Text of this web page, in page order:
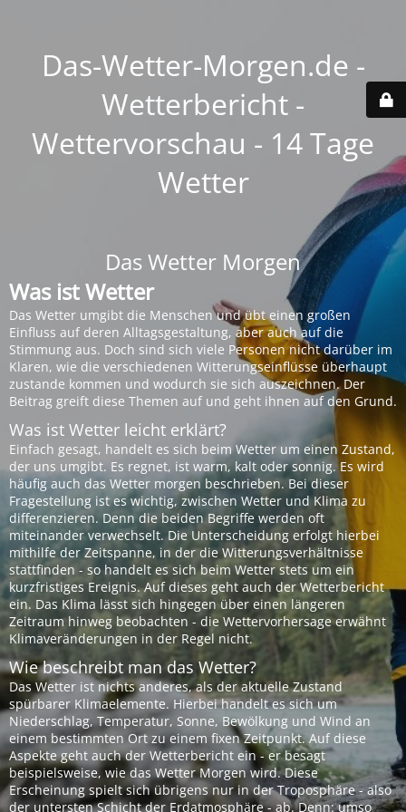
Das-Wetter-Morgen.de -
Wetterbericht -
Wettervorschau - 14 Tage
Wetter
Das Wetter Morgen
Was ist Wetter
Das Wetter umgibt die Menschen und übt einen großen
Einfluss auf deren Alltagsgestaltung, aber auch auf die
Stimmung aus. Doch sind sich viele Personen nicht darüber im
Klaren, wie die verschiedenen Witterungseinflüsse überhaupt
zustande kommen und wodurch sie sich auszeichnen. Der
Beitrag greift diese Themen auf und geht ihnen auf den Grund.
Was ist Wetter leicht erklärt?
Einfach gesagt, handelt es sich beim Wetter um einen Zustand,
der uns umgibt. Es regnet, ist warm, kalt oder sonnig. Es wird
häufig auch das Wetter morgen beschrieben. Bei dieser
Fragestellung ist es wichtig, zwischen Wetter und Klima zu
differenzieren. Denn die beiden Begriffe werden oft
miteinander verwechselt. Die Unterscheidung erfolgt hierbei
mithilfe der Zeitspanne, in der die Witterungsverhältnisse
stattfinden - so handelt es sich beim Wetter stets um ein
kurzfristiges Ereignis. Auf dieses geht auch der Wetterbericht
ein. Das Klima lässt sich hingegen über einen längeren
Zeitraum hinweg beobachten - die Wettervorhersage erwähnt
Klimaveränderungen in der Regel nicht.
Wie beschreibt man das Wetter?
Das Wetter ist nichts anderes, als der aktuelle Zustand
spürbarer Klimaelemente. Hierbei handelt es sich um
Niederschlag, Temperatur, Sonne, Bewölkung und Wind an
einem bestimmten Ort zu einem fixen Zeitpunkt. Auf diese
Aspekte geht auch der Wetterbericht ein - er besagt
beispielsweise, wie das Wetter Morgen wird. Diese
Erscheinung spielt sich übrigens nur in der Troposphäre - also
der untersten Schicht der Erdatmosphäre - ab. Denn: umso